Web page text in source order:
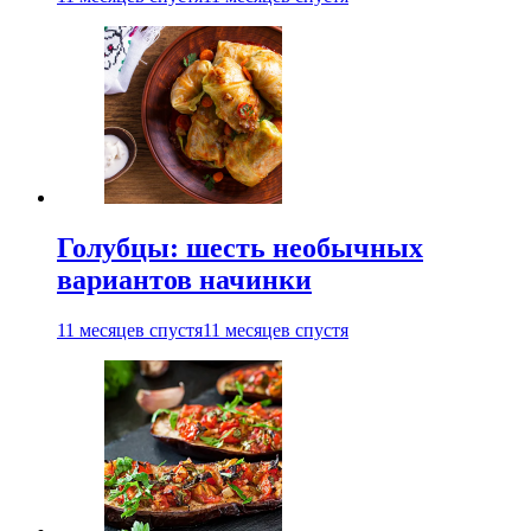
Голубцы: шесть необычных
вариантов начинки
11 месяцев спустя11 месяцев спустя